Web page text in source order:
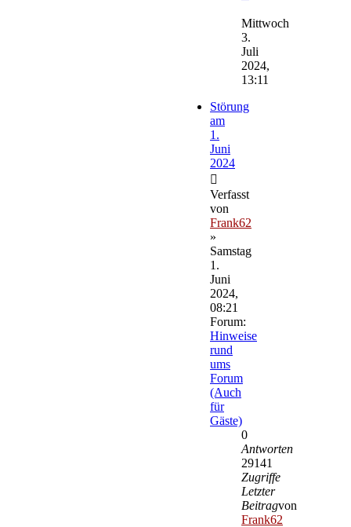
Beitrag
Mittwoch
3.
Juli
2024,
13:11
Störung
am
1.
Juni
2024
Verfasst
von
Frank62
»
Samstag
1.
Juni
2024,
08:21
Forum:
Hinweise
rund
ums
Forum
(Auch
für
Gäste)
0
Antworten
29141
Zugriffe
Letzter
Beitragvon
Frank62